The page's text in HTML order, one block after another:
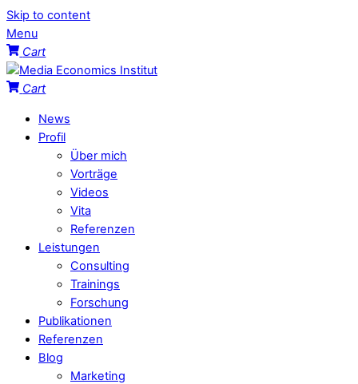
Skip to content
Menu
Cart
Cart
News
Profil
Über mich
Vorträge
Videos
Vita
Referenzen
Leistungen
Consulting
Trainings
Forschung
Publikationen
Referenzen
Blog
Marketing